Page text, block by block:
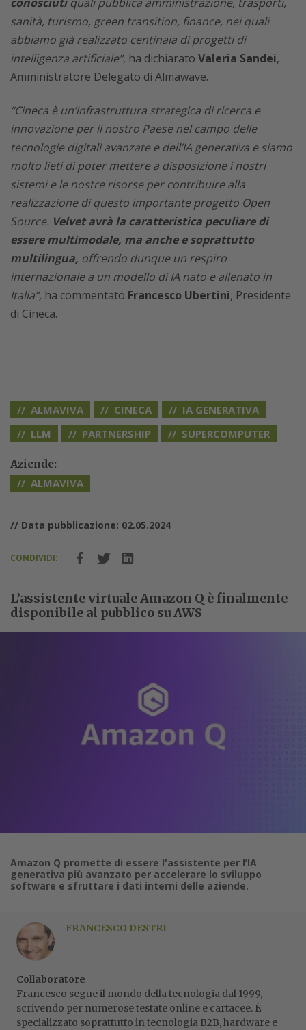
sanità, turismo, green transition, finance, nei quali
abbiamo già realizzato centinaia di progetti di
intelligenza artificiale”, ha dichiarato Valeria Sandei,
Amministratore Delegato di Almawave.
“Cineca è un’infrastruttura strategica di ricerca e
innovazione per il nostro Paese nel campo delle
tecnologie digitali avanzate e dell’IA generativa e siamo
molto lieti di poter mettere a disposizione i nostri
sistemi e le nostre risorse per contribuire alla
realizzazione di questo importante progetto Open
Source. Velvet avrà la caratteristica peculiare di
essere multimodale, ma anche e soprattutto
multilingua, offrendo dunque un respiro
internazionale a un modello di IA nato e allenato in
Italia”, ha commentato Francesco Ubertini, Presidente
di Cineca.
ALMAVIVA CINECA
IA GENERATIVA
LLM
PARTNERSHIP SUPERCOMPUTER
Aziende:
ALMAVIVA
// Data pubblicazione: 02.05.2024
CONDIVIDI:
L’assistente virtuale Amazon Q è finalmente
disponibile al pubblico su AWS
Amazon Q promette di essere l'assistente per l’IA
generativa più avanzato per accelerare lo sviluppo
software e sfruttare i dati interni delle aziende.
FRANCESCO DESTRI
Collaboratore
Francesco segue il mondo della tecnologia dal 1999,
scrivendo per numerose testate online e cartacee. È
specializzato soprattutto in tecnologia B2B, hardware e